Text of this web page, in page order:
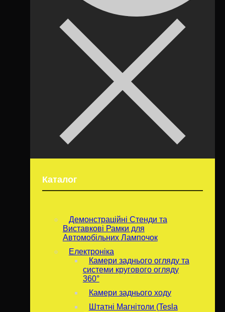
Каталог
Демонстраційні Стенди та
Виставкові Рамки для
Автомобільних Лампочок
Електроніка
Камери заднього огляду та
системи кругового огляду
360°
Камери заднього ходу
Штатні Магнітоли (Tesla